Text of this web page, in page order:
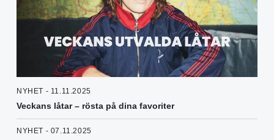
NYHET - 11.11.2025
Veckans låtar – rösta på dina favoriter
NYHET - 07.11.2025